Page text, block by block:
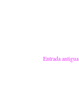
Entrada antigua